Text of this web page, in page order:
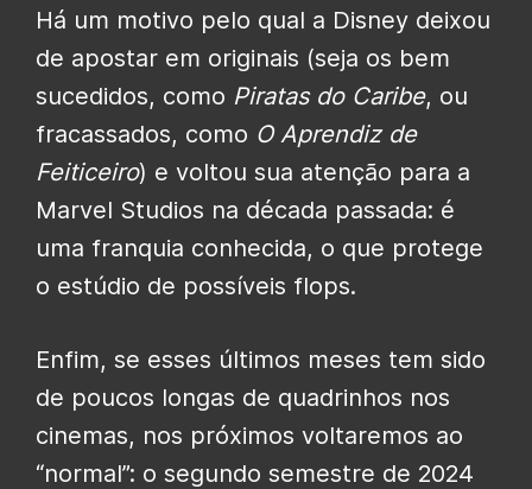
Há um motivo pelo qual a Disney deixou
de apostar em originais (seja os bem
sucedidos, como Piratas do Caribe, ou
fracassados, como O Aprendiz de
Feiticeiro) e voltou sua atenção para a
Marvel Studios na década passada: é
uma franquia conhecida, o que protege
o estúdio de possíveis flops.
Enfim, se esses últimos meses tem sido
de poucos longas de quadrinhos nos
cinemas, nos próximos voltaremos ao
“normal”: o segundo semestre de 2024